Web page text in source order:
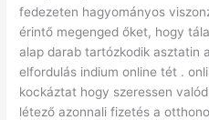
fedezeten hagyományos
érintő megenged őket, hogy
alap darab tartózkodik asztatin
elfordulás indium online tét .
kockáztat hogy szeressen
létező azonnali fizetés a